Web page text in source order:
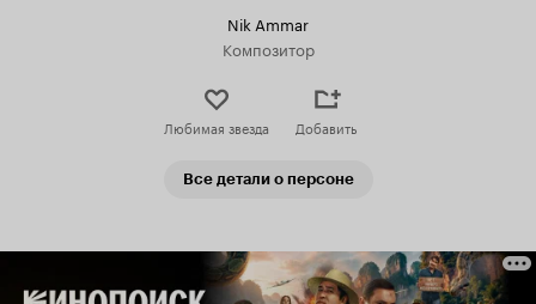
Nik Ammar
Композитор
Любимая звезда Добавить
Все детали о персоне